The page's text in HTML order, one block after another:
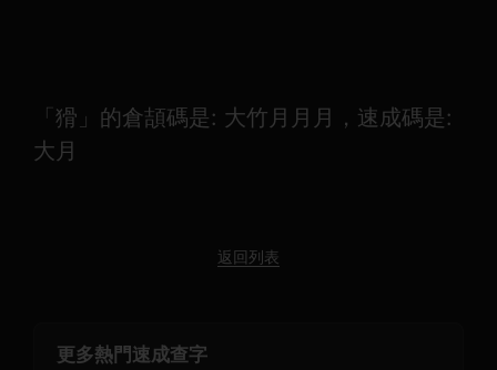
「猾」的倉頡碼是: 大竹月月月，速成碼是:
大月
返回列表
更多熱門速成查字